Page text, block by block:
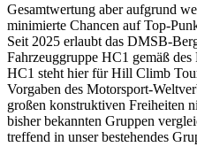
Gesamtwertung aber aufgrund
minimierte Chancen auf Top-
Seit 2025 erlaubt das DMSB-
Fahrzeuggruppe HC1 gemäß
HC1 steht hier für Hill Climb
Vorgaben des Motorsport-
großen konstruktiven Freiheiten
bisher bekannten Gruppen
treffend in unser bestehendes